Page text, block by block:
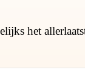
het